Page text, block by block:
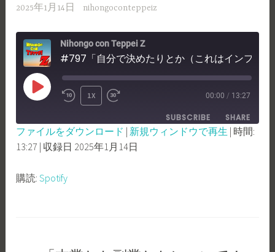
2025年1月14日 nihongoconteppeiz
Nihongo con Teppei Z
PLAY
REWIND
10
SECONDS
1X
FAST
FORWARD
30
00:00 / 13:27
SUBSCRIBE SHARE
Spotify
RSS FEED
SHARE
LINK
ファイルをダウンロード | 新規ウィンドウで再生 | 時間:
13:27 | 収録日 2025年1月14日
購読:Spotify